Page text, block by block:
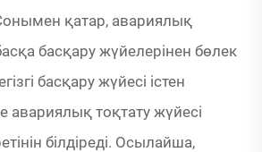
қатар, авариялық
басқару жүйелерінен бөлек
басқару жүйесі істен
авариялық тоқтату жүйесі
білдіреді. Осылайша,